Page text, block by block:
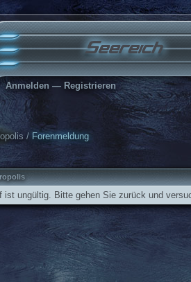
Anmelden — Registrieren
/ Forenmeldung
ist ungültig. Bitte gehen Sie zurück und